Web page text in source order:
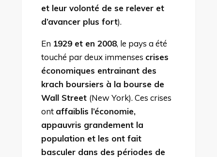
et leur volonté de se relever et
d’avancer plus fort).
En 1929 et en 2008, le pays a été
touché par deux immenses crises
économiques entrainant des
krach boursiers à la bourse de
Wall Street (New York). Ces crises
ont affaiblis l’économie,
appauvris grandement la
population et les ont fait
basculer dans des périodes de